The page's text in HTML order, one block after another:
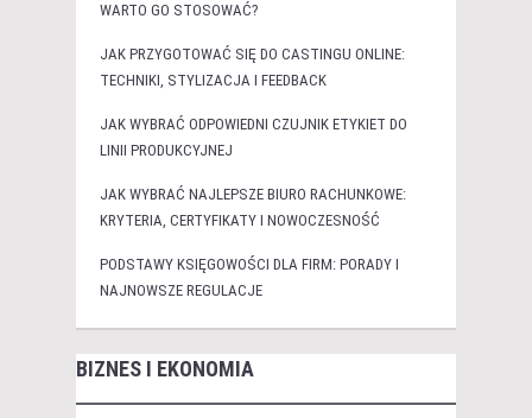
WARTO GO STOSOWAĆ?
JAK PRZYGOTOWAĆ SIĘ DO CASTINGU ONLINE:
TECHNIKI, STYLIZACJA I FEEDBACK
JAK WYBRAĆ ODPOWIEDNI CZUJNIK ETYKIET DO
LINII PRODUKCYJNEJ
JAK WYBRAĆ NAJLEPSZE BIURO RACHUNKOWE:
KRYTERIA, CERTYFIKATY I NOWOCZESNOŚĆ
PODSTAWY KSIĘGOWOŚCI DLA FIRM: PORADY I
NAJNOWSZE REGULACJE
BIZNES I EKONOMIA